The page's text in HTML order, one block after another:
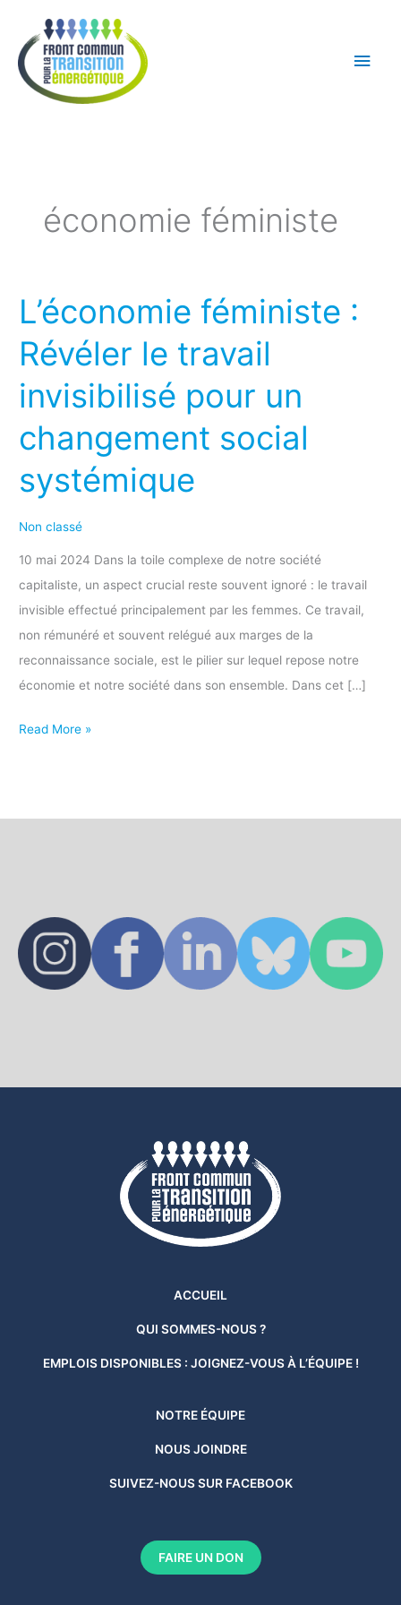
contenu
économie féministe
L’économie féministe :
Révéler le travail
invisibilisé pour un
changement social
systémique
Non classé
10 mai 2024 Dans la toile complexe de notre société
capitaliste, un aspect crucial reste souvent ignoré : le travail
invisible effectué principalement par les femmes. Ce travail,
non rémunéré et souvent relégué aux marges de la
reconnaissance sociale, est le pilier sur lequel repose notre
économie et notre société dans son ensemble. Dans cet […]
L’économie
féministe
travail
invisibilisé
pour
changement
social
systémique
Read More »
ACCUEIL
QUI SOMMES-NOUS ?
EMPLOIS DISPONIBLES : JOIGNEZ-VOUS À L’ÉQUIPE !
NOTRE ÉQUIPE
NOUS JOINDRE
SUIVEZ-NOUS SUR FACEBOOK
FAIRE UN DON